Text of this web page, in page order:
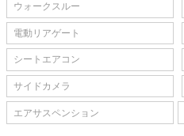
ウォークスルー
電動リアゲート
シートエアコン
サイドカメラ
エアサスペンション